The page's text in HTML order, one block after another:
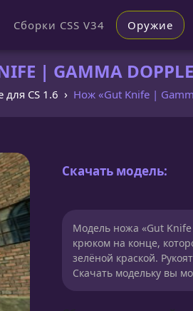
Сборки CSS V34 Оружие
| GAMMA
CS 1.6 Нож «Gut Knife |
Скачать модель:
Модель ножа «Gut
крюком на конце,
зелёной краской.
Скачать модельку вы